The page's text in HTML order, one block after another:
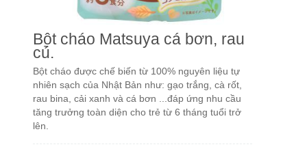
Bột cháo Matsuya cá bơn, rau
củ.
Bột cháo được chế biến từ 100% nguyên liệu tự
nhiên sạch của Nhật Bản như: gạo trắng, cà rốt,
rau bina, cải xanh và cá bơn ...đáp ứng nhu cầu
tăng trưởng toàn diện cho trẻ từ 6 tháng tuổi trở
lên.